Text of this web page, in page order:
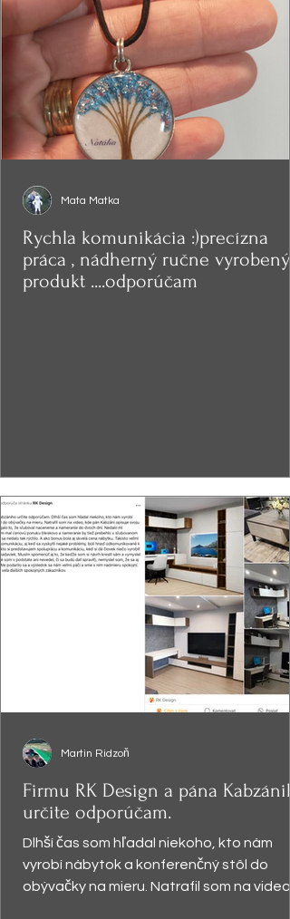
Rychla komunikácia :)precízna
práca , nádherný ručne vyrobený
produkt ....odporúčam
Mata Matka
Firmu RK Design a pána
určite odporúčam.
Dlhší čas som hľadal niekoho, kto nám
vyrobí nábytok a konferenčný stôl do
obývačky na mieru. Natrafil som na video,
Martin Ridzoň